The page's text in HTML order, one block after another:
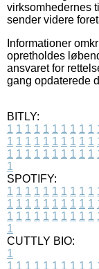
virksomhedernes
sender videre
Informationer
opretholdes
ansvaret for
gang opdaterede
BITLY:
1 1 1 1 1 1 1 1 1 1
1 1 1 1 1 1 1 1 1 1
1 1 1 1 1 1 1 1 1 1
1
SPOTIFY:
1 1 1 1 1 1 1 1 1 1
1 1 1 1 1 1 1 1 1 1
1 1 1 1 1 1 1 1 1 1
1
CUTTLY BIO:
1
1 1 1 1 1 1 1 1 1 1